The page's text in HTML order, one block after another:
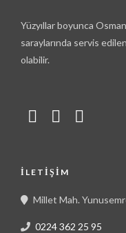
Yüzyıllar boyunca
saraylarında servis
olabilir.
İLETIŞIM
Millet Mah.
0224 362 25 95